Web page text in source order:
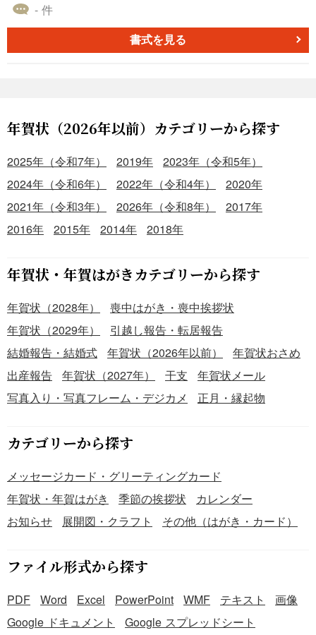
- 件
書式を見る
年賀状（2026年以前）カテゴリーから探す
2025年（令和7年） 2019年
2023年（令和5年）
2024年（令和6年）
2022年（令和4年）
2020年
2021年（令和3年）
2026年（令和8年）
2017年
2016年
2015年 2014年 2018年
年賀状・年賀はがきカテゴリーから探す
年賀状（2028年）
喪中はがき・喪中挨拶状
年賀状（2029年）
引越し報告・転居報告
結婚報告・結婚式
年賀状（2026年以前）
年賀状おさめ
出産報告
年賀状（2027年） 干支
年賀状メール
写真入り・写真フレーム・デジカメ
正月・縁起物
カテゴリーから探す
メッセージカード・グリーティングカード
年賀状・年賀はがき
季節の挨拶状
カレンダー
お知らせ
展開図・クラフト その他（はがき・カード）
ファイル形式から探す
PDF Word Excel PowerPoint WMF テキスト
画像
Google ドキュメント
Google スプレッドシート